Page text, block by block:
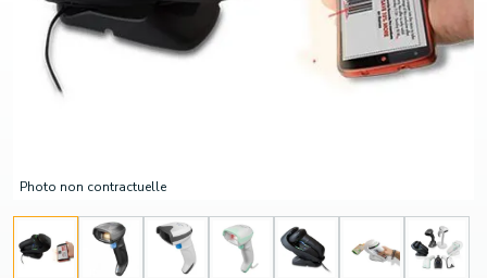
Photo non contractuelle